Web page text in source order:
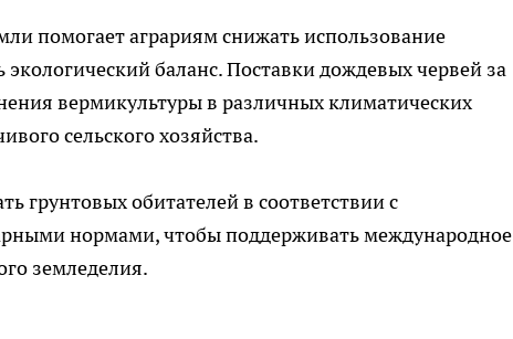
помогает аграриям снижать использование
баланс. Поставки дождевых червей за
вермикультуры в различных климатических
сельского хозяйства.
грунтовых обитателей в соответствии с
нормами, чтобы поддерживать международное
земледелия.